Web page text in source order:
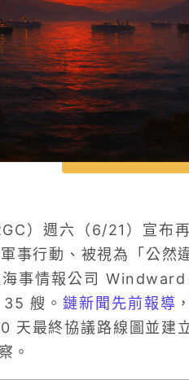
）週六（6/21）宣布
事行動、被視為「公然
海事情報公司
艘。 鏈新聞先前報導
天最終協議路線圖並建
。